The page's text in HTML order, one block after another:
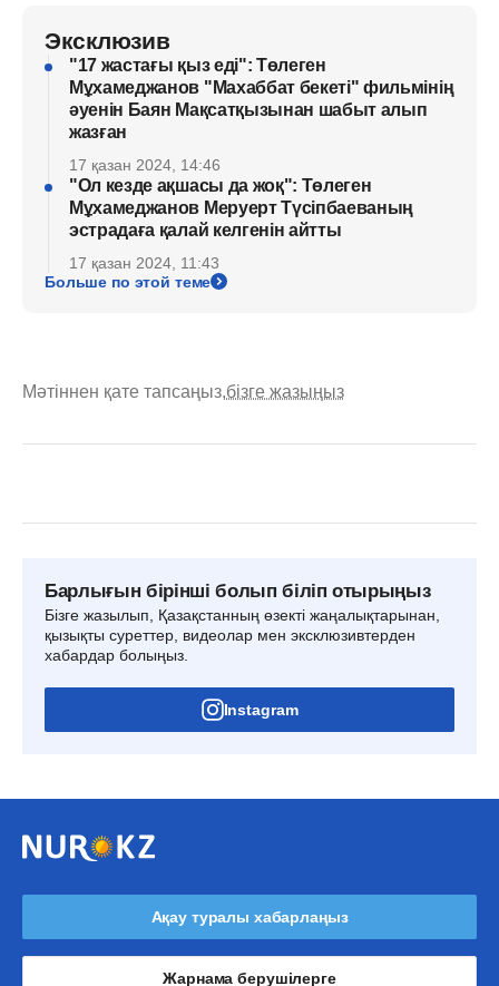
Эксклюзив
"17 жастағы қыз еді": Төлеген
Мұхамеджанов "Махаббат бекеті" фильмінің
әуенін Баян Мақсатқызынан шабыт алып
жазған
17 қазан 2024, 14:46
"Ол кезде ақшасы да жоқ": Төлеген
Мұхамеджанов Меруерт Түсіпбаеваның
эстрадаға қалай келгенін айтты
17 қазан 2024, 11:43
Больше по этой теме
Мәтіннен қате тапсаңыз,бізге жазыңыз
Барлығын бірінші болып біліп отырыңыз
Бізге жазылып, Қазақстанның өзекті жаңалықтарынан,
қызықты суреттер, видеолар мен эксклюзивтерден
хабардар болыңыз.
Instagram
Ақау туралы хабарлаңыз
Жарнама берушілерге